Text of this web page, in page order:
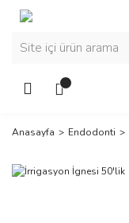
Anasayfa Endodonti